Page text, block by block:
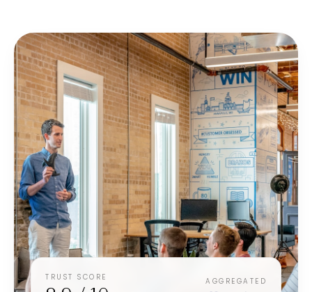
TRUST SCORE AGGREGATED